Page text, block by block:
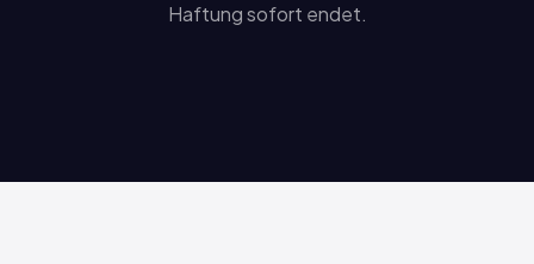
Haftung sofort endet.